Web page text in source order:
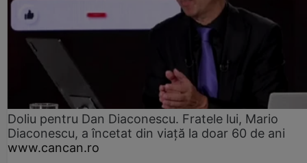
Doliu pentru Dan Diaconescu. Fratele lui, Mario
Diaconescu, a încetat din viață la doar 60 de ani
www.cancan.ro